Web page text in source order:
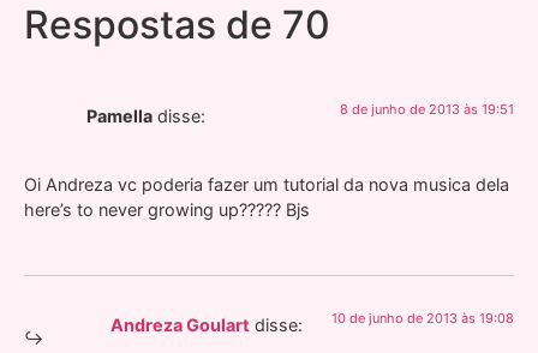
Respostas de 70
Pamella disse: 8 de junho de 2013 às 19:51
Oi Andreza vc poderia fazer um tutorial da nova musica dela
here’s to never growing up????? Bjs
Andreza Goulart disse: 10 de junho de 2013 às 19:08